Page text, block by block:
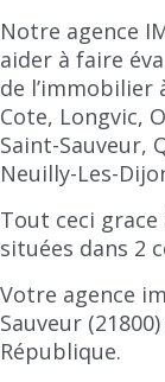
Notre agence
aider à faire
de l’immobilier
Cote, Longvic,
Saint-Sauveur,
Neuilly-Les-
Tout ceci
situées dans 2
Votre agence
Sauveur
République.